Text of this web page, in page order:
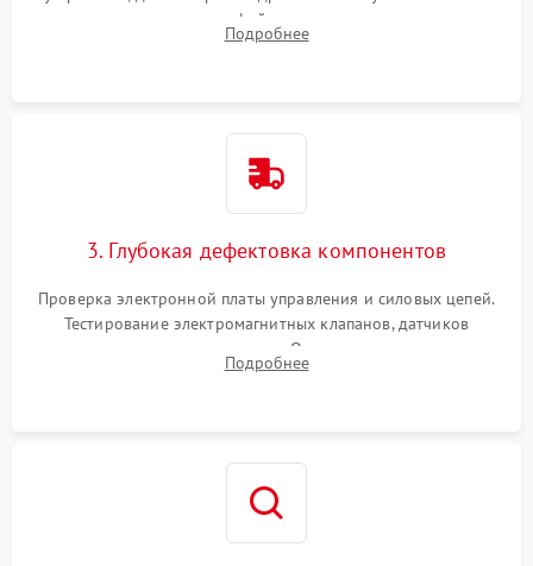
внутренних узлов от кофейных масел, жмыха и накипи.
Промывка дренажных каналов и фильтров с использованием
Подробнее
3. Глубокая дефектовка компонентов
Проверка электронной платы управления и силовых цепей.
Тестирование электромагнитных клапанов, датчиков
температуры и расходомера. Оценка степени износа
жерновов кофемолки, уплотнительных колец гидросистемы
Подробнее